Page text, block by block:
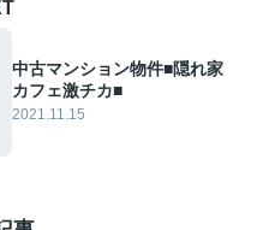
中古マンション物件■隠れ家
カフェ激チカ■
2021.11.15